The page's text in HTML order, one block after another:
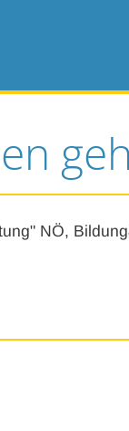
NÖ,